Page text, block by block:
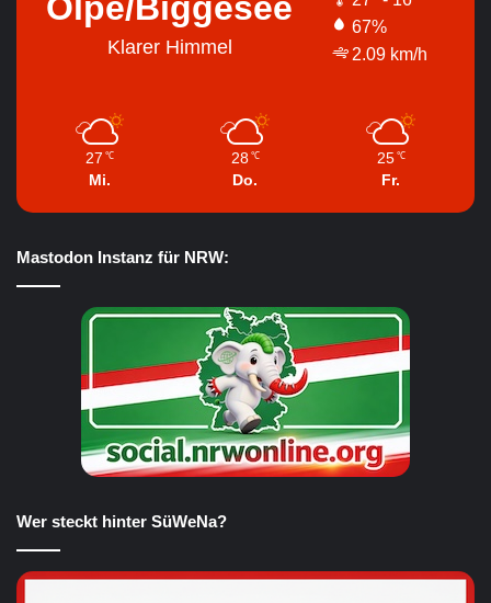
Klarer Himmel
67%
2.09 km/h
27 ℃
Mi.
28 ℃
Do.
25 ℃
Fr.
Mastodon Instanz für NRW:
Wer steckt hinter SüWeNa?